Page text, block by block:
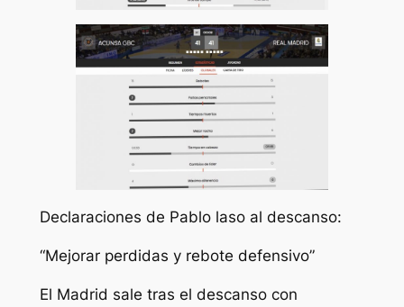
Declaraciones de Pablo laso al descanso:
“Mejorar perdidas y rebote defensivo”
El Madrid sale tras el descanso con